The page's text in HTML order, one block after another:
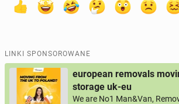
LINKI SPONSOROWANE
european removals
storage uk-eu
We are No1 Man&Van,